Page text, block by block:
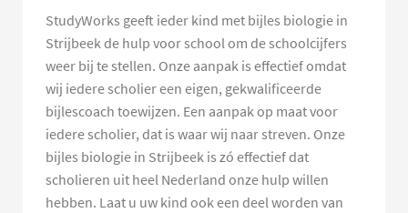
StudyWorks geeft ieder kind met bijles biologie in
Strijbeek de hulp voor school om de schoolcijfers
weer bij te stellen. Onze aanpak is effectief omdat
wij iedere scholier een eigen, gekwalificeerde
bijlescoach toewijzen. Een aanpak op maat voor
iedere scholier, dat is waar wij naar streven. Onze
bijles biologie in Strijbeek is zó effectief dat
scholieren uit heel Nederland onze hulp willen
hebben. Laat u uw kind ook een deel worden van